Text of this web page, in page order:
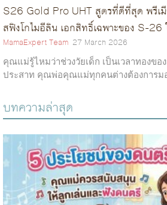
S26 Gold Pro UHT สูตรที่ดีที่สุด พรี
สฟิงโกไมอีลิน เอกสิทธิ์เฉพาะของ S-
MamaExpert Team 27 March 2026
คุณแม่รู้ไหมว่าช่วงวัยเด็ก เป็นเวลาทองข
ประสาท คุณพ่อคุณแม่ทุกคนต่างต้องการม
สารอาหารที่ดี...
บทความล่าสุด